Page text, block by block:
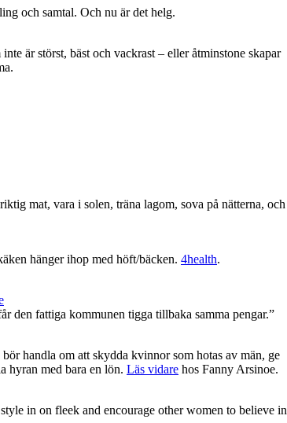
och samtal. Och nu är det helg.
är störst, bäst och vackrast – eller åtminstone skapar
mat, vara i solen, träna lagom, sova på nätterna, och
hänger ihop med höft/bäcken. 4health.
den fattiga kommunen tigga tillbaka samma pengar.”
handla om att skydda kvinnor som hotas av män, ge
hyran med bara en lön. Läs vidare hos Fanny Arsinoe.
in on fleek and encourage other women to believe in